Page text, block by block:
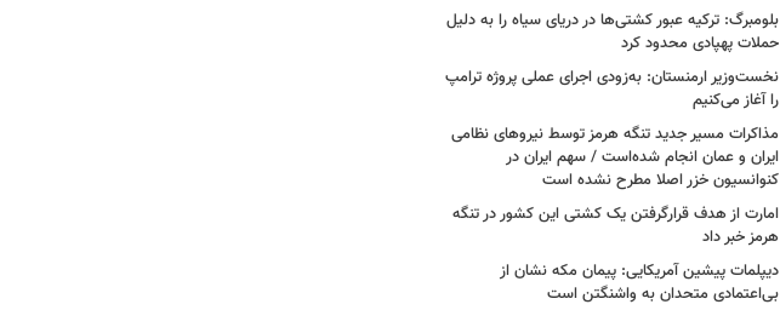
بلومبرگ: ترکیه عبور کشتی‌ها در دریای سیاه را به دلیل
حملات پهپادی محدود کرد
نخست‌وزیر ارمنستان: به‌زودی اجرای عملی پروژه ترامپ
را آغاز می‌کنیم
مذاکرات مسیر جدید تنگه هرمز توسط نیروهای نظامی
ایران و عمان انجام شده‌است / سهم ایران در
کنوانسیون خزر اصلا مطرح نشده است
امارت از هدف قرارگرفتن یک کشتی این کشور در تنگه
هرمز خبر داد
دیپلمات پیشین آمریکایی: پیمان مکه نشان از
بی‌اعتمادی متحدان به واشنگتن است